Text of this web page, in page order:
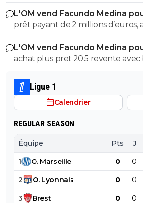
!!
L'OM vend Facundo Medina
prêt payant de 2 millions d’euros,
d’achat fixée à 18 millions, à
bonus facilement atteignables
L'OM vend Facundo Medina
achat plus pret 20.5 revente
aux max 4.5M ce n'est pas avec
caissesLigue 1
Calendrier
REGULAR SEASON
Équipe Pts J
1 O. Marseille 0 0
2 O. Lyonnais 0 0
3 Brest 0 0